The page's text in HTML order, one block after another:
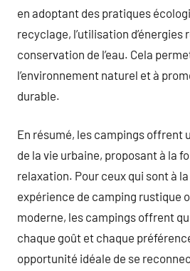
en adoptant des pratiques
recyclage, l’utilisation d’énergies
conservation de l’eau. Cela
l’environnement naturel et à
durable.
En résumé, les campings offrent
de la vie urbaine, proposant à la
relaxation. Pour ceux qui sont à
expérience de camping rustique
moderne, les campings offrent
chaque goût et chaque
opportunité idéale de se